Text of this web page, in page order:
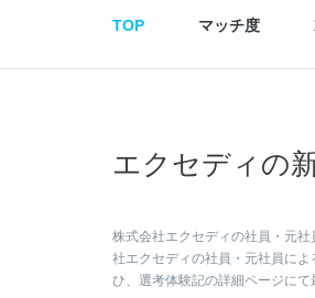
TOP マッチ度
エクセディの
株式会社エクセディの社員・元
社エクセディの社員・元社員に
ひ、選考体験記の詳細ページに